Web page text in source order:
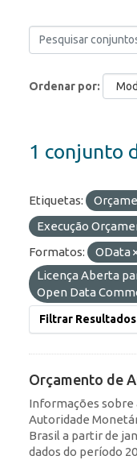
Ordenar por
1 conjunto
Etiquetas:
Execução
Formatos:
OData
Licença Aberta
Open Data
Filtrar Resultados
Orçamento de
Informações sobre
Autoridade
Brasil a partir de
dados do período